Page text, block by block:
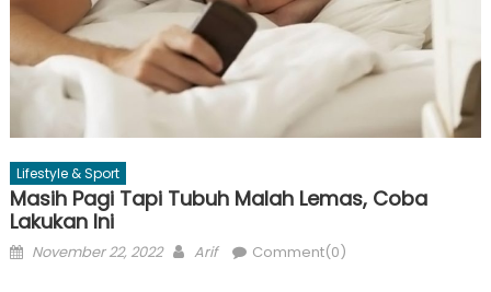
Lifestyle & Sport
Masih Pagi Tapi Tubuh Malah Lemas, Coba
Lakukan Ini
Posted
November 22, 2022 Author
Arif Comment(0)